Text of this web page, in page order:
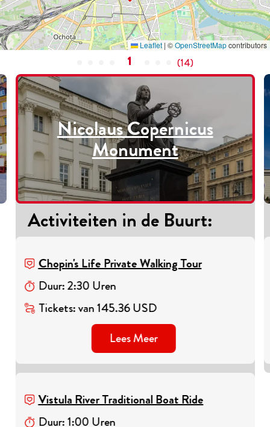
Leaflet | ©OpenStreetMapcontributors
1 (14)
Nicolaus Copernicus
Monument
Activiteiten in de Buurt:
Chopin's Life Private Walking Tour
Duur:2:30 Uren
Tickets:van145.36USD
Lees Meer
Vistula River Traditional Boat Ride
Duur:1:00 Uren